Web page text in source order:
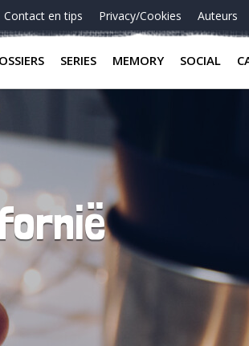
Contact en tips Privacy/Cookies Auteurs
SERIES MEMORY SOCIAL